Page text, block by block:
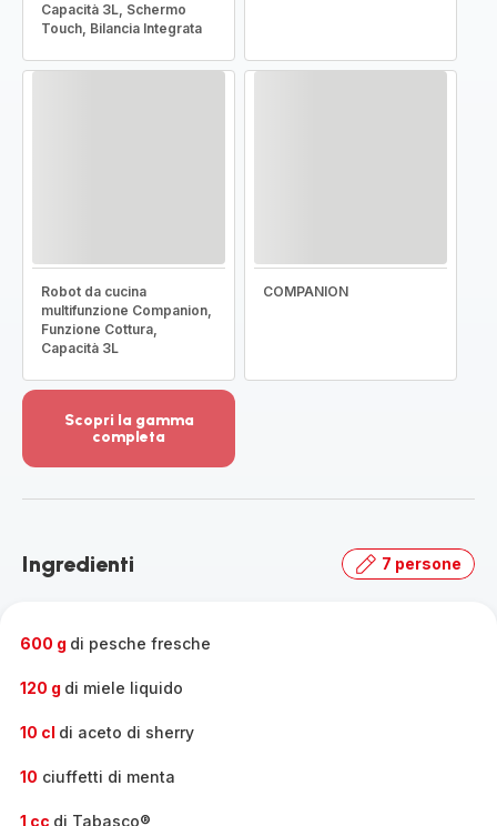
Capacità 3L, Schermo
Touch, Bilancia Integrata
Robot da cucina
multifunzione Companion,
Funzione Cottura,
Capacità 3L
COMPANION
Scopri la gamma
completa
dettagli
la
Ingredienti 7 persone
600 g di pesche fresche
120 g di miele liquido
10 cl di aceto di sherry
10 ciuffetti di menta
1 cc di Tabasco®